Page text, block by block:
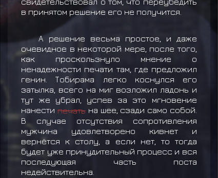
в принятом решение его не получится.
А решение весьма простое, и даже
очевидное в некоторой мере, после того,
как проскользнуло мнение о
ненадежности печати там, где предложил
генин. Тобирама легко коснулся его
затылка, всего на миг возложил ладонь и
тут же убрал, успев за это мгновение
нанестипечать на шее, сзади само собой.
В случае отсутствия сопротивления
мужчина удовлетворено кивнет и
вернётся к столу, а если нет, то тогда
будет уже принудительный процесс и вся
последующая часть поста
недействительна.